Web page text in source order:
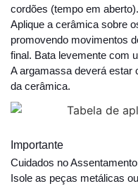
cordões (tempo em aberto).
Aplique a cerâmica sobre
promovendo movimentos
final. Bata levemente com
A argamassa deverá estar
da cerâmica.
Importante
Cuidados no
Isole as peças metálicas